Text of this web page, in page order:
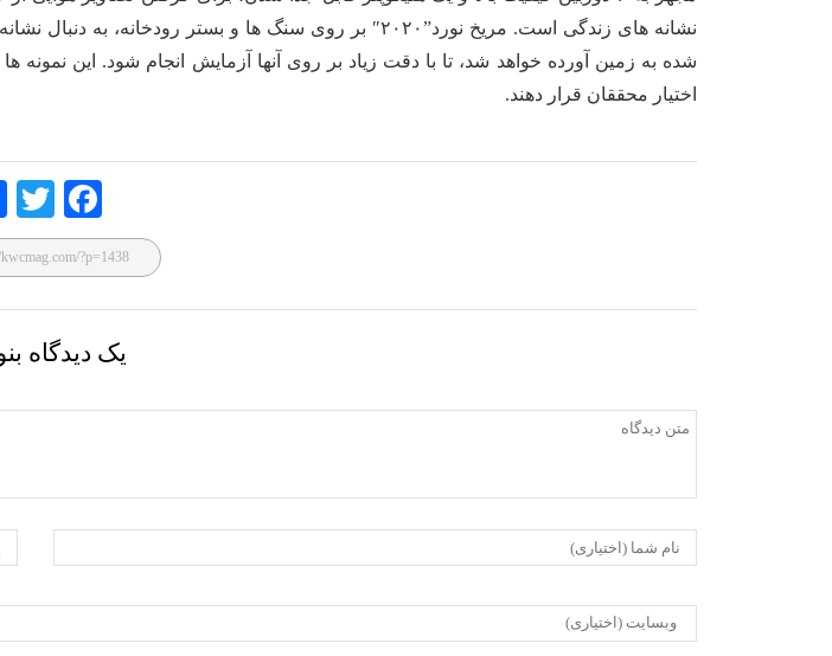
نشانه های زندگی است. مریخ نورد”۲۰۲۰″ بر روی سنگ ها و
شده به زمین آورده خواهد شد، تا با دقت زیاد بر روی آنها آزمایش انجام شود. این
اختیار محققان قرار دهند.
Faceb
ook
یک دیدگاه